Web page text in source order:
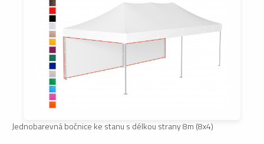
Jednobarevná bočnice ke stanu s délkou strany 8m (8x4)